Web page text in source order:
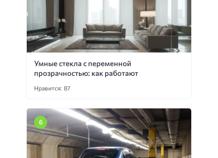
Умные стекла с переменной
прозрачностью: как работают
Нравится: 87